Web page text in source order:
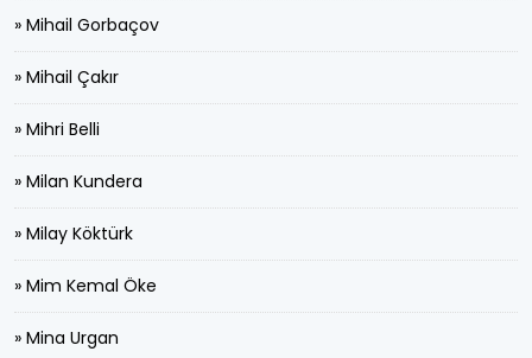
» Mihail Gorbaçov
» Mihail Çakır
» Mihri Belli
» Milan Kundera
» Milay Köktürk
» Mim Kemal Öke
» Mina Urgan